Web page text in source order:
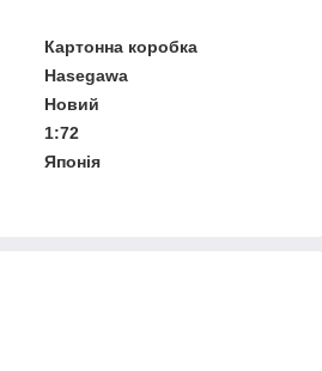
Картонна коробка
Hasegawa
Новий
1:72
Японія